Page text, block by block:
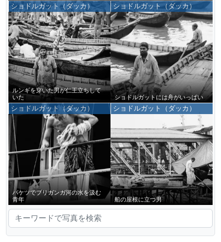
ショドルガット（ダッカ）
ルンギを穿いた男が仁王立ちして
いた
ショドルガット（ダッカ）
ショドルガットには舟がいっぱい
ショドルガット（ダッカ）
バケツでブリガンガ河の水を汲む
青年
ショドルガット（ダッカ）
船の屋根に立つ男